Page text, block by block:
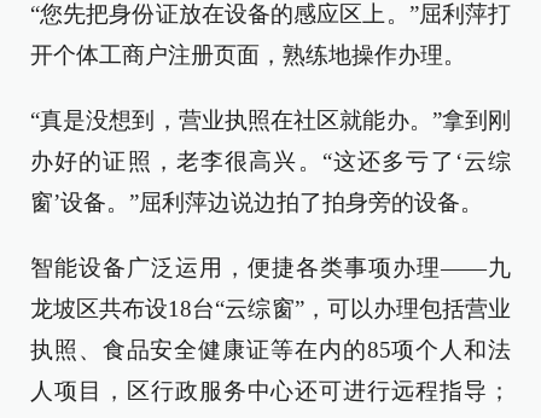
“您先把身份证放在设备的感应区上。”屈利萍打
开个体工商户注册页面，熟练地操作办理。
“真是没想到，营业执照在社区就能办。”拿到刚
办好的证照，老李很高兴。“这还多亏了‘云综
窗’设备。”屈利萍边说边拍了拍身旁的设备。
智能设备广泛运用，便捷各类事项办理——九
龙坡区共布设18台“云综窗”，可以办理包括营业
执照、食品安全健康证等在内的85项个人和法
人项目，区行政服务中心还可进行远程指导；